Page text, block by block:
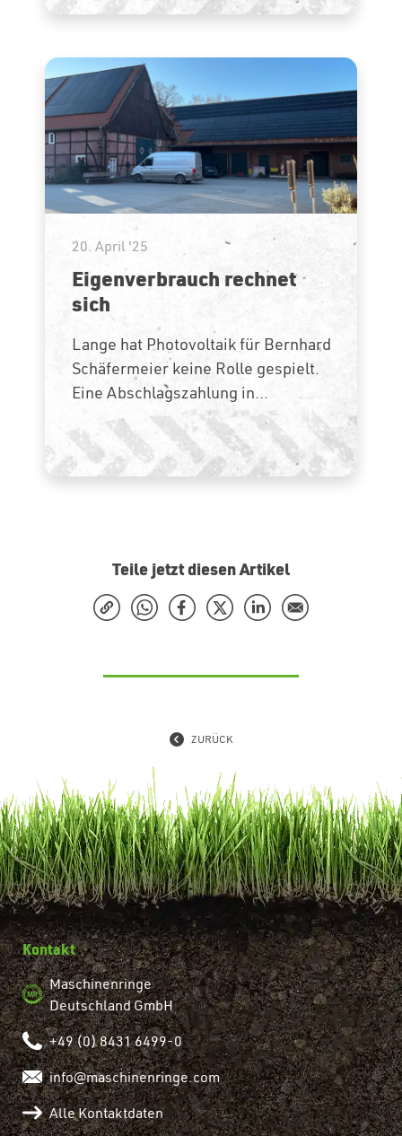
20. April '25
Eigenverbrauch rechnet
sich
Lange hat Photovoltaik für Bernhard
Schäfermeier keine Rolle gespielt.
Eine Abschlagszahlung in...
Teile jetzt diesen Artikel
ZURÜCK
Kontakt
Maschinenringe
Deutschland GmbH
+49 (0) 8431 6499-0
info@maschinenringe.com
Alle Kontaktdaten